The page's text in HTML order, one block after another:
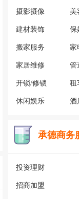
摄影摄像 美
建材装饰 保
搬家服务 家
家居维修 管
开锁/修锁 租
休闲娱乐 酒
承德商务
投资理财
招商加盟